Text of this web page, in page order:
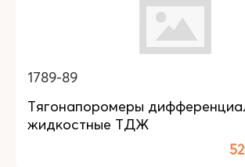
1789-89
Тягонапоромеры
жидкостные ТДЖ